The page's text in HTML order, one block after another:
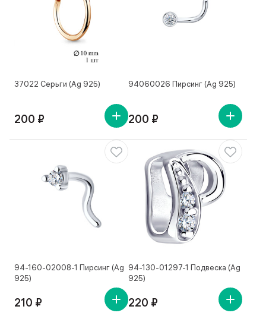
37022 Серьги (Ag 925)
200 ₽
94060026 Пирсинг (Ag 925)
200 ₽
94-160-02008-1 Пирсинг (Ag
925)
210 ₽
94-130-01297-1 Подвеска (Ag
925)
220 ₽